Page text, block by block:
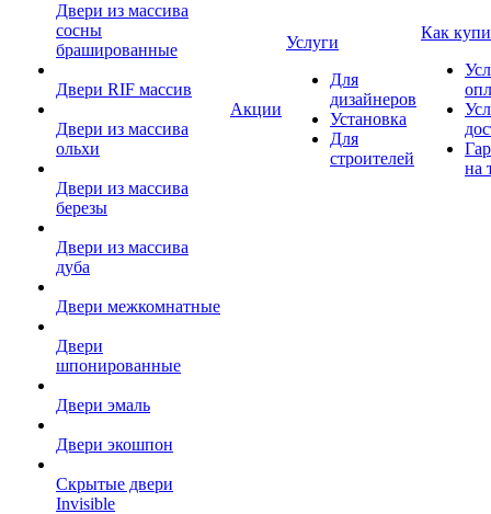
Двери из массива
сосны
брашированные
Двери RIF массив
Двери из массива
ольхи
Двери из массива
березы
Двери из массива
дуба
Двери межкомнатные
Двери
шпонированные
Двери эмаль
Двери экошпон
Скрытые двери
Invisible
Акции
Услуги
Для
дизайнеров
Установка
Для
строителей
Как
на